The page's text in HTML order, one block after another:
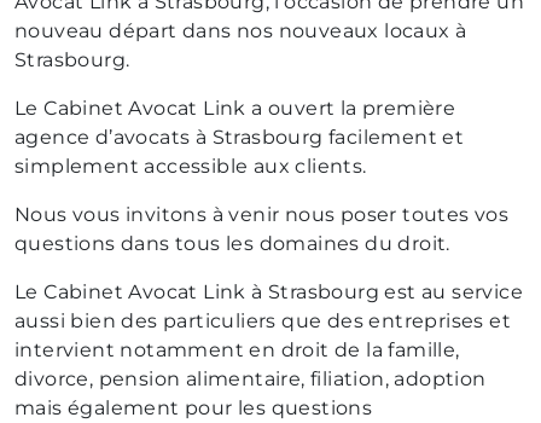
nouveau départ dans nos nouveaux locaux à
Strasbourg.
Le Cabinet Avocat Link a ouvert la première
agence d’avocats à Strasbourg facilement et
simplement accessible aux clients.
Nous vous invitons à venir nous poser toutes vos
questions dans tous les domaines du droit.
Le Cabinet Avocat Link à Strasbourg est au service
aussi bien des particuliers que des entreprises et
intervient notamment en droit de la famille,
divorce, pension alimentaire, filiation, adoption
mais également pour les questions